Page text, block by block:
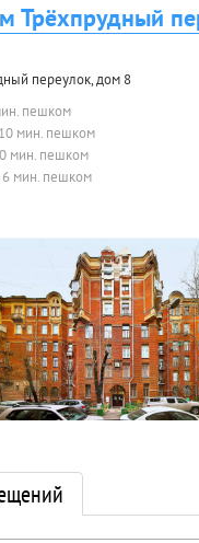
Трёхпрудный
переулок, дом 8
пешком
10 мин. пешком
мин. пешком
6 мин. пешком